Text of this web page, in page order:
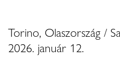
Torino, Olaszország /
2026. január 12.